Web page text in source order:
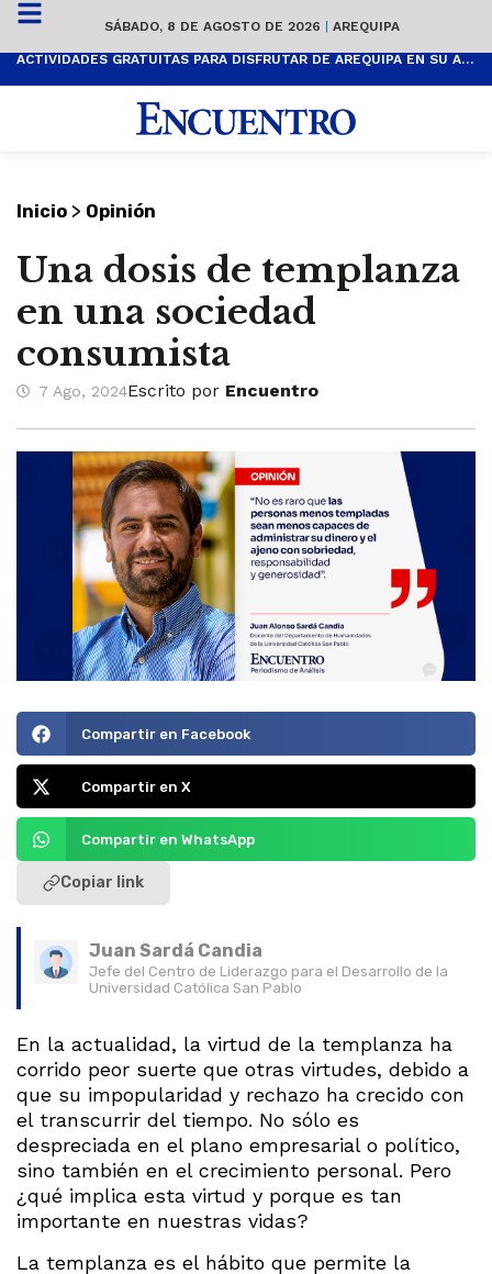
SÁBADO, 8 DE AGOSTO DE 2026 | AREQUIPA
ACTIVIDADES GRATUITAS PARA DISFRUTAR DE AREQUIPA EN SU ANIVERSARIO
Inicio > Opinión
Una dosis de templanza
en una sociedad
consumista
7 Ago, 2024Escrito por Encuentro
Compartir en Facebook
Compartir en X
Compartir en WhatsApp
Copiar link
Juan Sardá Candia
Jefe del Centro de Liderazgo para el Desarrollo de la
Universidad Católica San Pablo
En la actualidad, la virtud de la templanza ha
corrido peor suerte que otras virtudes, debido a
que su impopularidad y rechazo ha crecido con
el transcurrir del tiempo. No sólo es
despreciada en el plano empresarial o político,
sino también en el crecimiento personal. Pero
¿qué implica esta virtud y porque es tan
importante en nuestras vidas?
La templanza es el hábito que permite la